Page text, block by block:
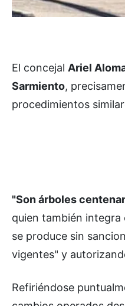
El concejal Ariel
Sarmiento,
procedimientos
"Son árboles
quien también
se produce sin
vigentes" y
Refiriéndose